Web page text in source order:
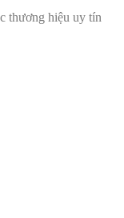
thương hiệu uy tín